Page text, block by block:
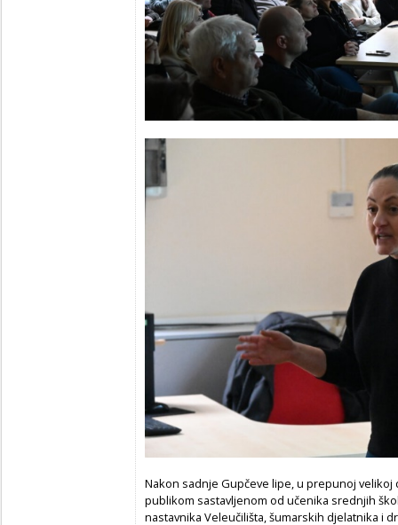
Nakon sadnje Gupčeve lipe, u prepunoj
publikom sastavljenom od učenika srednjih
nastavnika Veleučilišta, šumarskih djelatnika i